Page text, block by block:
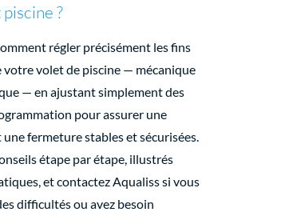
piscine ?
régler précisément les fins
votre volet de piscine — mécanique
— en ajustant simplement des
pour assurer une
fermeture stables et sécurisées.
étape par étape, illustrés
et contactez Aqualiss si vous
difficultés ou avez besoin